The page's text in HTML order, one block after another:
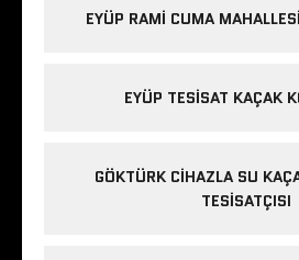
EYÜP RAMI CUMA
EYÜP TESISAT KAÇAK
GÖKTÜRK CIHAZLA SU
TESISATÇISI